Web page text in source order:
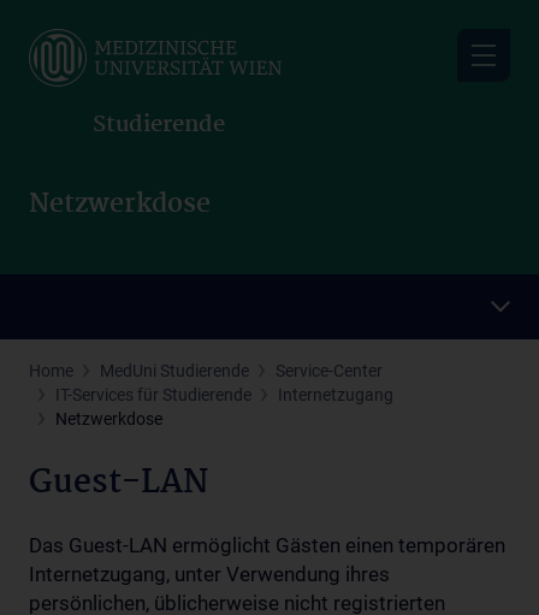
main
Studierende
Netzwerkdose
Home MedUni Studierende
Service-Center
IT-Services für Studierende
Internetzugang
Netzwerkdose
Guest-LAN
Das Guest-LAN ermöglicht Gästen einen temporären
Internetzugang, unter Verwendung ihres
persönlichen, üblicherweise nicht registrierten